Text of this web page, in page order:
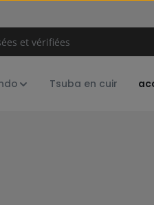
et vérifiées
Tsuba en cuir